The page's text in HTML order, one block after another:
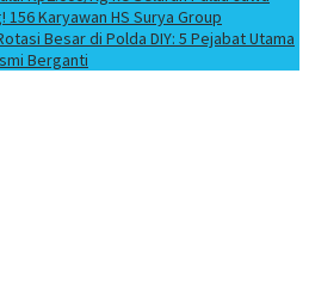
156 Karyawan HS Surya Group
Besar di Polda DIY: 5 Pejabat Utama
Berganti